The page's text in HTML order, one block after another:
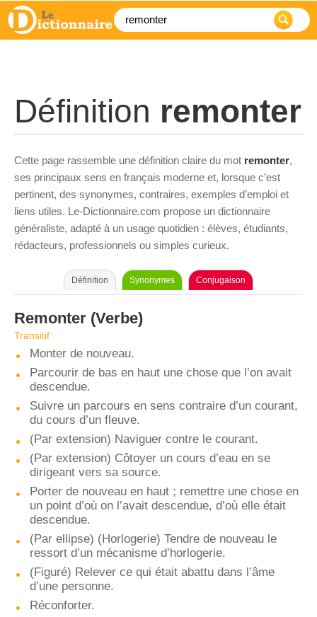
Définition remonter
Cette page rassemble une définition claire du mot remonter,
ses principaux sens en français moderne et, lorsque c’est
pertinent, des synonymes, contraires, exemples d’emploi et
liens utiles. Le-Dictionnaire.com propose un dictionnaire
généraliste, adapté à un usage quotidien : élèves, étudiants,
rédacteurs, professionnels ou simples curieux.
Définition Synonymes Conjugaison
Remonter (Verbe)
Transitif
Monter de nouveau.
Parcourir de bas en haut une chose que l’on avait
descendue.
Suivre un parcours en sens contraire d’un courant,
du cours d’un fleuve.
(Par extension) Naviguer contre le courant.
(Par extension) Côtoyer un cours d’eau en se
dirigeant vers sa source.
Porter de nouveau en haut ; remettre une chose en
un point d’où on l’avait descendue, d’où elle était
descendue.
(Par ellipse) (Horlogerie) Tendre de nouveau le
ressort d’un mécanisme d’horlogerie.
(Figuré) Relever ce qui était abattu dans l’âme
d’une personne.
Réconforter.